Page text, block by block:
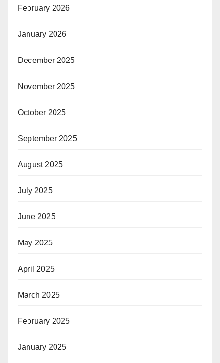
February 2026
January 2026
December 2025
November 2025
October 2025
September 2025
August 2025
July 2025
June 2025
May 2025
April 2025
March 2025
February 2025
January 2025